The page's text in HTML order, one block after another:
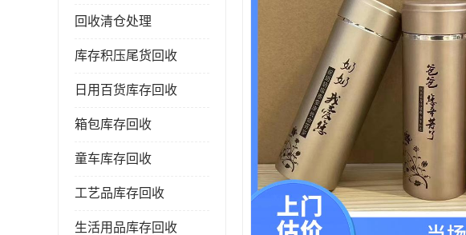
回收清仓处理
库存积压尾货回收
日用百货库存回收
箱包库存回收
童车库存回收
工艺品库存回收
生活用品库存回收